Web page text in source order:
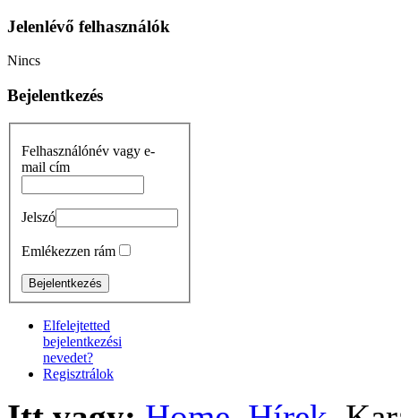
Jelenlévő felhasználók
Nincs
Bejelentkezés
Felhasználónév vagy e-
mail cím
Jelszó
Emlékezzen rám
Elfelejtetted
bejelentkezési
nevedet?
Regisztrálok